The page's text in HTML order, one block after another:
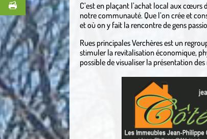
C’est en plaçant l’achat local aux
notre communauté. Que l’on crée et
et où on y fait la rencontre de gens
Rues principales Verchères est un
stimuler la revitalisation économique,
possible de visualiser la présentation